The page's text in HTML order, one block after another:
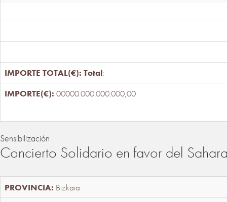
Total:
00000.000.000.000,00
Sensibilización
Concierto Solidario en favor del
Bizkaia